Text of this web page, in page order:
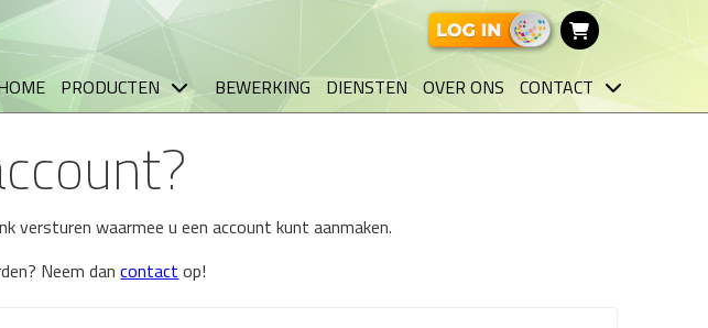
PRODUCTEN BEWERKING DIENSTEN OVER ONS CONTACT
versturen waarmee u een account kunt aanmaken.
Neem dancontact op!